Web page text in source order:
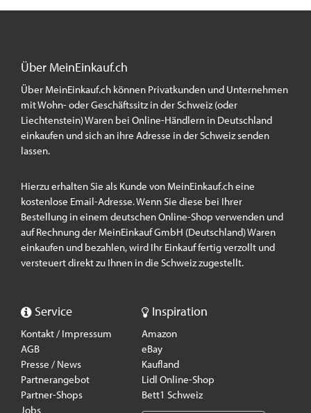
Über MeinEinkauf.ch
Über MeinEinkauf.ch können Privatkunden und Unternehmen
mit Wohn- oder Geschäftssitz in der Schweiz (oder
Liechtenstein) Waren bei Online-Händlern in Deutschland
einkaufen und sich an ihre Adresse in der Schweiz senden
lassen.
Hierzu erhalten Sie als Kunde von MeinEinkauf.ch eine
kostenlose Email-Adresse. Wenn Sie diese bei Ihrer
Bestellung in einem deutschen Online-Shop verwenden und
auf Rechnung der MeinEinkauf GmbH (Deutschland) Waren
einkaufen und bezahlen, wird Ihr Einkauf fertig verzollt und
versteuert direkt zu Ihnen in die Schweiz zugestellt.
Service
Kontakt / Impressum
AGB
Presse / News
Partnerangebot
Partner-Shops
Jobs
Inspiration
Amazon
eBay
Kaufland
Lidl Online-Shop
Bett1 Schweiz